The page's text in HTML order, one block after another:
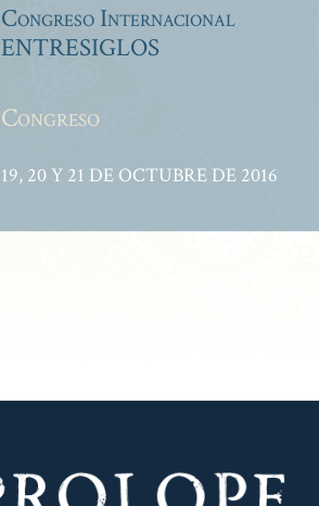
Congreso Internacional
ENTRESIGLOS
Congreso
19, 20 Y 21 DE OCTUBRE DE 2016